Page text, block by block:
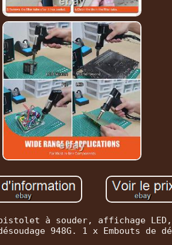
à souder, affichage
948G. 1 x Embouts de